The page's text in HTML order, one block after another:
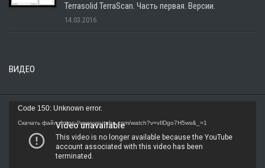
Terrasolid TerraScan. Часть первая. Версии.
14.03.2016
ВИДЕО
Видеоплеер
Code 150: Unknown error.
Скачать файл: https://www.youtube.com/watch?v=vIlDgo7H5ws&_=1